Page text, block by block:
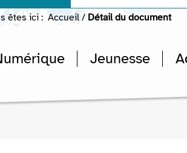
êtes ici : Accueil / Détail du document
Jeunesse